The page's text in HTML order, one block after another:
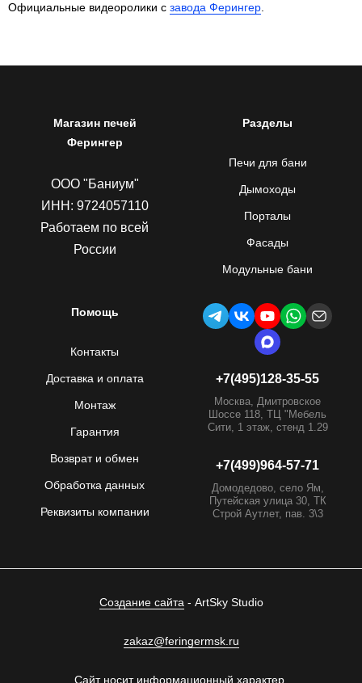
Официальные видеоролики с завода Ферингер.
Магазин печей
Ферингер
ООО "Баниум"
ИНН: 9724057110
Работаем по всей
России
Разделы
Печи для бани
Дымоходы
Порталы
Фасады
Модульные бани
Помощь
Контакты
Доставка и оплата
Монтаж
Гарантия
Возврат и обмен
Обработка данных
Реквизиты компании
+7(495)128-35-55
Москва, Дмитровское
Шоссе 118, ТЦ "Мебель
Сити, 1 этаж, стенд 1.29
+7(499)964-57-71
Домодедово, село Ям,
Путейская улица 30, ТК
Строй Аутлет, пав. 3\3
Создание сайта- ArtSky Studio
zakaz@feringermsk.ru
Сайт носит информационный характер.